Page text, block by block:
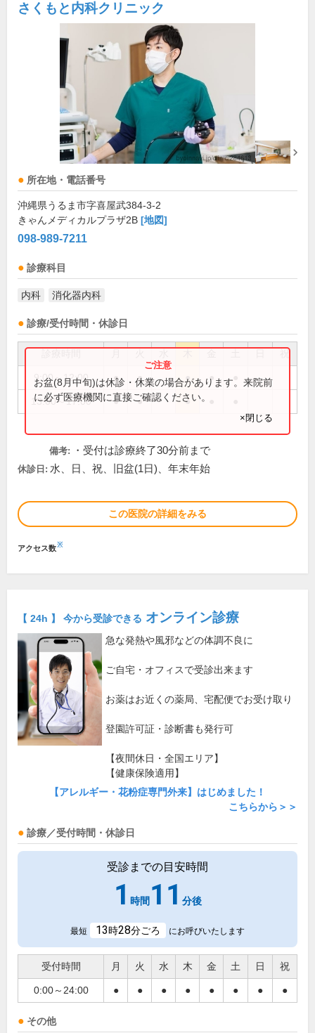
さくもと内科クリニック
所在地・電話番号
沖縄県うるま市字喜屋武384-3-2
きゃんメディカルプラザ2B [地図]
098-989-7211
診療科目
内科 消化器内科
診療/受付時間・休診日
祝
9:00～12:00 ● ● ● ●
13:00～17:00 ● ● ●
お盆(8月中旬)は休診・休業の場合があります。来院前
に必ず医療機関に直接ご確認ください。
×閉じる
備考: ・受付は診療終了30分前まで
休診日: 水、日、祝、旧盆(1日)、年末年始
この医院の詳細をみる
アクセス数※
【 24h 】 今から受診できる オンライン診療
急な発熱や風邪などの体調不良に
ご自宅・オフィスで受診出来ます
お薬はお近くの薬局、宅配便でお受け取り
登園許可証・診断書も発行可
【夜間休日・全国エリア】
【健康保険適用】
【アレルギー・花粉症専門外来】はじめました！
こちらから＞＞
診療／受付時間・休診日
受診までの目安時間
1 時間11 分後
最短 13時28分ごろ にお呼びいたします
受付時間 月 火 水 木 金 土 日 祝
0:00～24:00 ● ● ● ● ● ● ● ●
その他